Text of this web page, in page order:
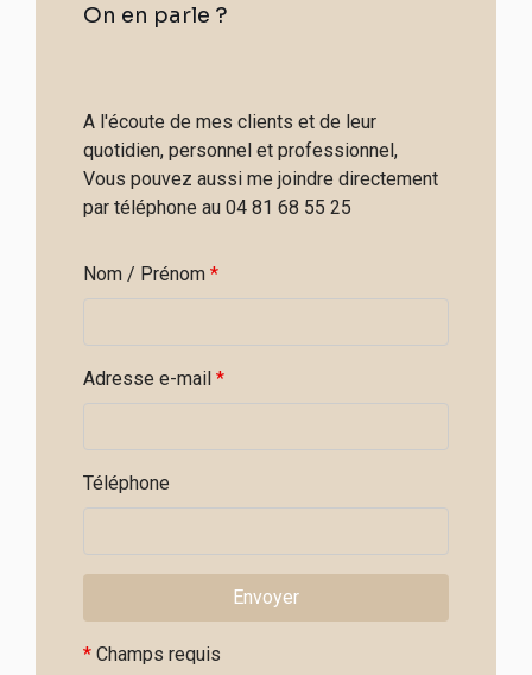
On en parle ?
A l'écoute de mes clients et de leur
quotidien, personnel et professionnel,
Vous pouvez aussi me joindre directement
par téléphone au 04 81 68 55 25
Nom / Prénom *
Adresse e-mail *
Téléphone
*Champs requis